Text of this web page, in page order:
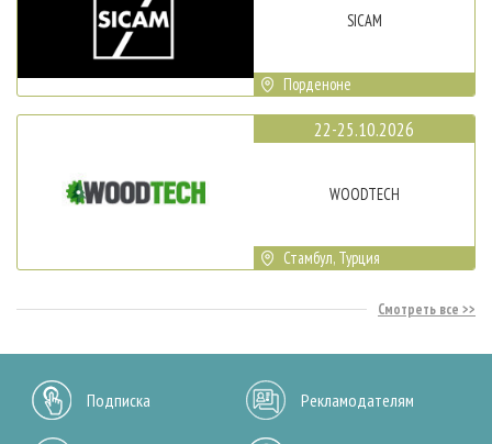
SICAM
Порденоне
22-25.10.2026
WOODTECH
Стамбул, Турция
Смотреть все
Подписка Рекламодателям